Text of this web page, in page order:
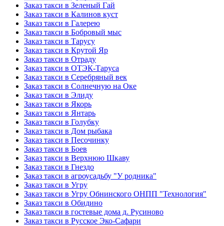
Заказ такси в Зеленый Гай
Заказ такси в Калинов куст
Заказ такси в Галерею
Заказ такси в Бобровый мыс
Заказ такси в Тарусу
Заказ такси в Крутой Яр
Заказ такси в Отраду
Заказ такси в ОТЭК-Таруса
Заказ такси в Серебряный век
Заказ такси в Солнечную на Оке
Заказ такси в Элиду
Заказ такси в Якорь
Заказ такси в Янтарь
Заказ такси в Голубку
Заказ такси в Дом рыбака
Заказ такси в Песочинку
Заказ такси в Боев
Заказ такси в Верхнюю Шкаву
Заказ такси в Гнездо
Заказ такси в агроусадьбу "У родника"
Заказ такси в Угру
Заказ такси в Угру Обнинского ОНПП "Технология"
Заказ такси в Обидино
Заказ такси в гостевые дома д. Русиново
Заказ такси в Русское Эко-Сафари